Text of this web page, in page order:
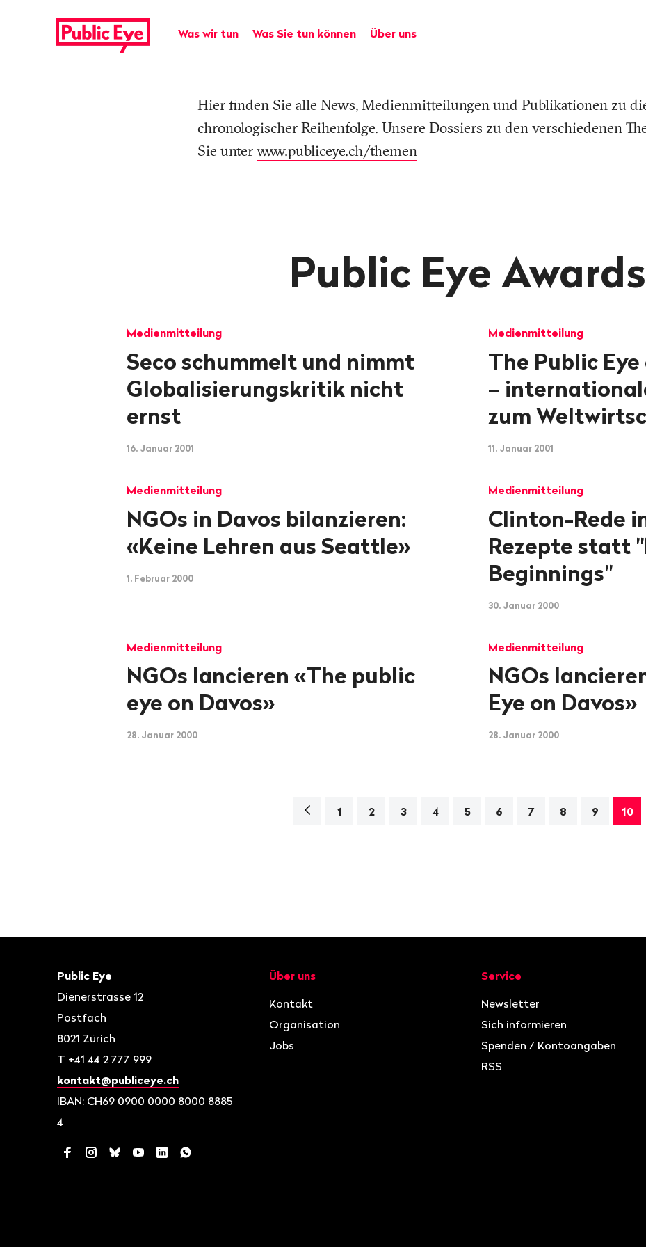
publiceye.ch
Hauptnavigation
Was wir tun Was Sie tun können Über uns
Hier finden Sie alle News, Medienmitteilungen und Publikationen zu
chronologischer Reihenfolge. Unsere Dossiers zu den verschiedenen
Sie unterwww.publiceye.ch/themen
Public Eye Awards
Medienmitteilung
Seco schummelt und nimmt
Globalisierungskritik nicht
ernst
16. Januar 2001
Medienmitteilung
The Public Eye
–
zum
11. Januar 2001
Medienmitteilung
NGOs in Davos bilanzieren:
«Keine Lehren aus Seattle»
1. Februar 2000
Medienmitteilung
Clinton-Rede
Rezepte statt
Beginnings"
30. Januar 2000
Medienmitteilung
NGOs lancieren «The public
eye on Davos»
28. Januar 2000
Medienmitteilung
NGOs
Eye on Davos»
28. Januar 2000
Navigation
1 2 3 4 5 6 7 8 9 10
Kontakt
Public Eye
Dienerstrasse 12
Postfach
8021 Zürich
T +41 44 2 777 999
kontakt@publiceye.ch
IBAN: CH69 0900 0000 8000 8885
4
FacebookInstagram
BlueskyYouTubeLinkedInWhatsApp
Navigation
Über uns
Kontakt
Organisation
Jobs
Service
Newsletter
Sich informieren
Spenden / Kontoangaben
RSS